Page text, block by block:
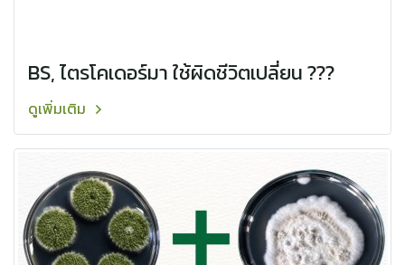
BS, ไตรโคเดอร์มา ใช้ผิดชีวิตเปลี่ยน ???
ดูเพิ่มเติม